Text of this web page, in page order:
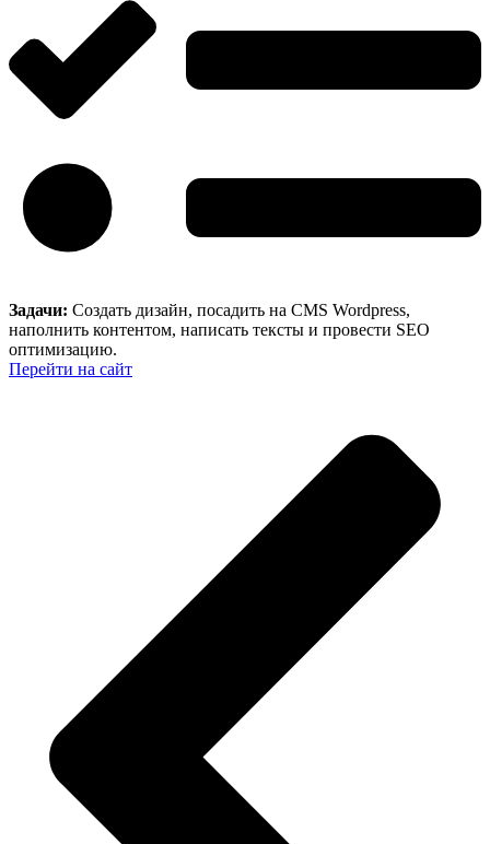
Задачи: Создать дизайн, посадить на CMS Wordpress,
наполнить контентом, написать тексты и провести SEO
оптимизацию.
Перейти на сайт